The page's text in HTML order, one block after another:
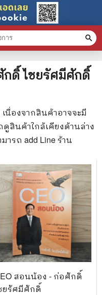
กดิ์ ไชยรัศมีศักดิ์
นื่องจากสินค้าอาจจะมี
สินค้าใกล้เคียงด้านล่าง
รถ add Line ร้าน
สอนน้อง - ก่อศักดิ์
ยรัศมีศักดิ์
search
นค้า clear